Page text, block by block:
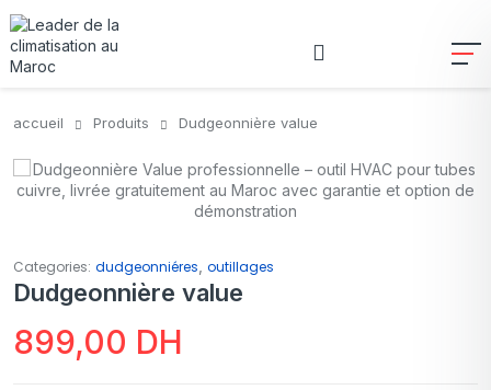
accueil Produits Dudgeonnière value
Categories: dudgeonniéres outillages
Dudgeonnière value
899,00 DH